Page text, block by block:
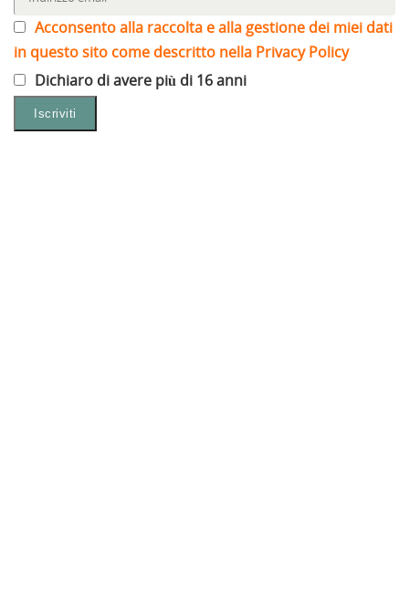
Acconsento alla raccolta e alla gestione dei miei dati
in questo sito come descritto nella Privacy Policy
Dichiaro di avere più di 16 anni